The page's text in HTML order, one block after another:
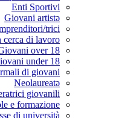
Enti Sportivi
Giovani artistə
trici
di lavoro
over 18
under 18
di giovani
Neolaureatə
giovanili
e formazione
di università